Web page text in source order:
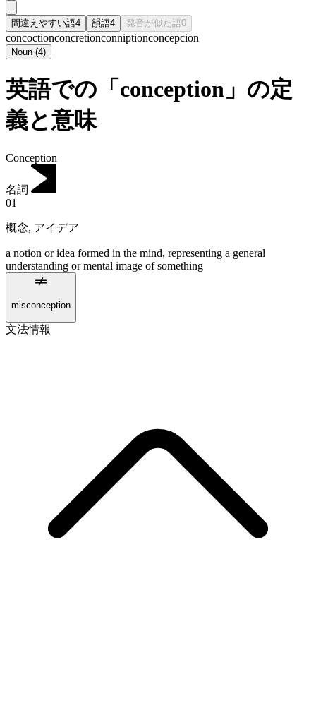
間違えやすい語4 韻語4 発音が似た語0
concoctionconcretionconniptionconcepcion
Noun (4)
英語での「conception」の定
義と意味
Conception
名詞
01
概念, アイデア
a notion or idea formed in the mind, representing a general
understanding or mental image of something
misconception
文法情報